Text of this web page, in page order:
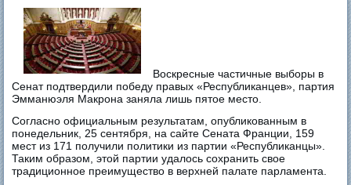
Воскресные частичные выборы в
Сенат подтвердили победу правых «Республиканцев», партия
Эмманюэля Макрона заняла лишь пятое место.
Согласно официальным результатам, опубликованным в
понедельник, 25 сентября, на сайте Сената Франции, 159
мест из 171 получили политики из партии «Республиканцы».
Таким образом, этой партии удалось сохранить свое
традиционное преимущество в верхней палате парламента.